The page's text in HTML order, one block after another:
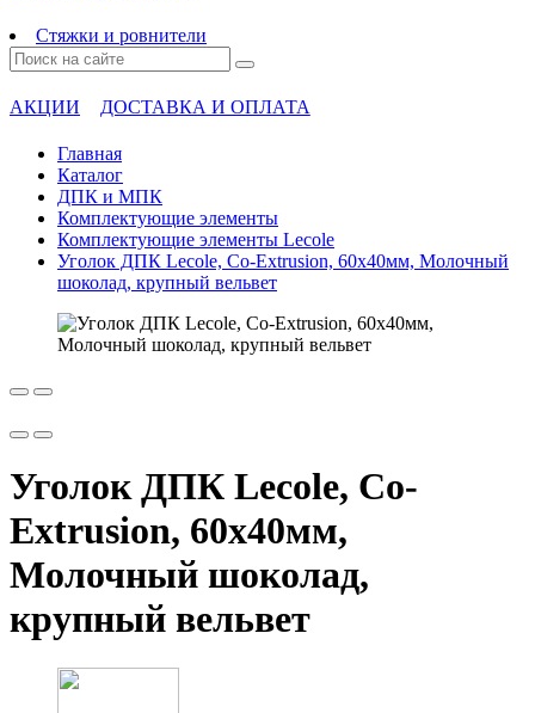
Стяжки и ровнители
АКЦИИ ДОСТАВКА И ОПЛАТА
Главная
Каталог
ДПК и МПК
Комплектующие элементы
Комплектующие элементы Lecole
Уголок ДПК Lecole, Сo-Extrusion, 60х40мм, Молочный
шоколад, крупный вельвет
Уголок ДПК Lecole, Сo-
Extrusion, 60х40мм,
Молочный шоколад,
крупный вельвет